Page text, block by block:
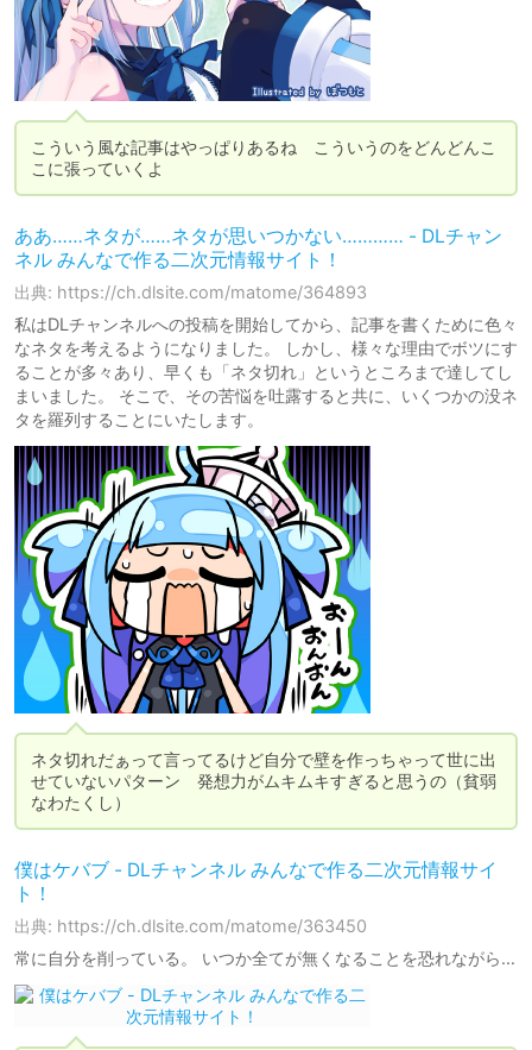
こういう風な記事はやっぱりあるね　こういうのをどんどんこ
こに張っていくよ
ああ……ネタが……ネタが思いつかない………… - DLチャン
ネル みんなで作る二次元情報サイト！
出典: https://ch.dlsite.com/matome/364893
私はDLチャンネルへの投稿を開始してから、記事を書くために色々
なネタを考えるようになりました。 しかし、様々な理由でボツにす
ることが多々あり、早くも「ネタ切れ」というところまで達してし
まいました。 そこで、その苦悩を吐露すると共に、いくつかの没ネ
タを羅列することにいたします。
ネタ切れだぁって言ってるけど自分で壁を作っちゃって世に出
せていないパターン　発想力がムキムキすぎると思うの（貧弱
なわたくし）
僕はケバブ - DLチャンネル みんなで作る二次元情報サイ
ト！
出典: https://ch.dlsite.com/matome/363450
常に自分を削っている。 いつか全てが無くなることを恐れながら…